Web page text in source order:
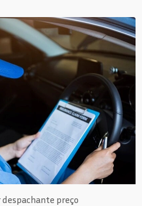
preço